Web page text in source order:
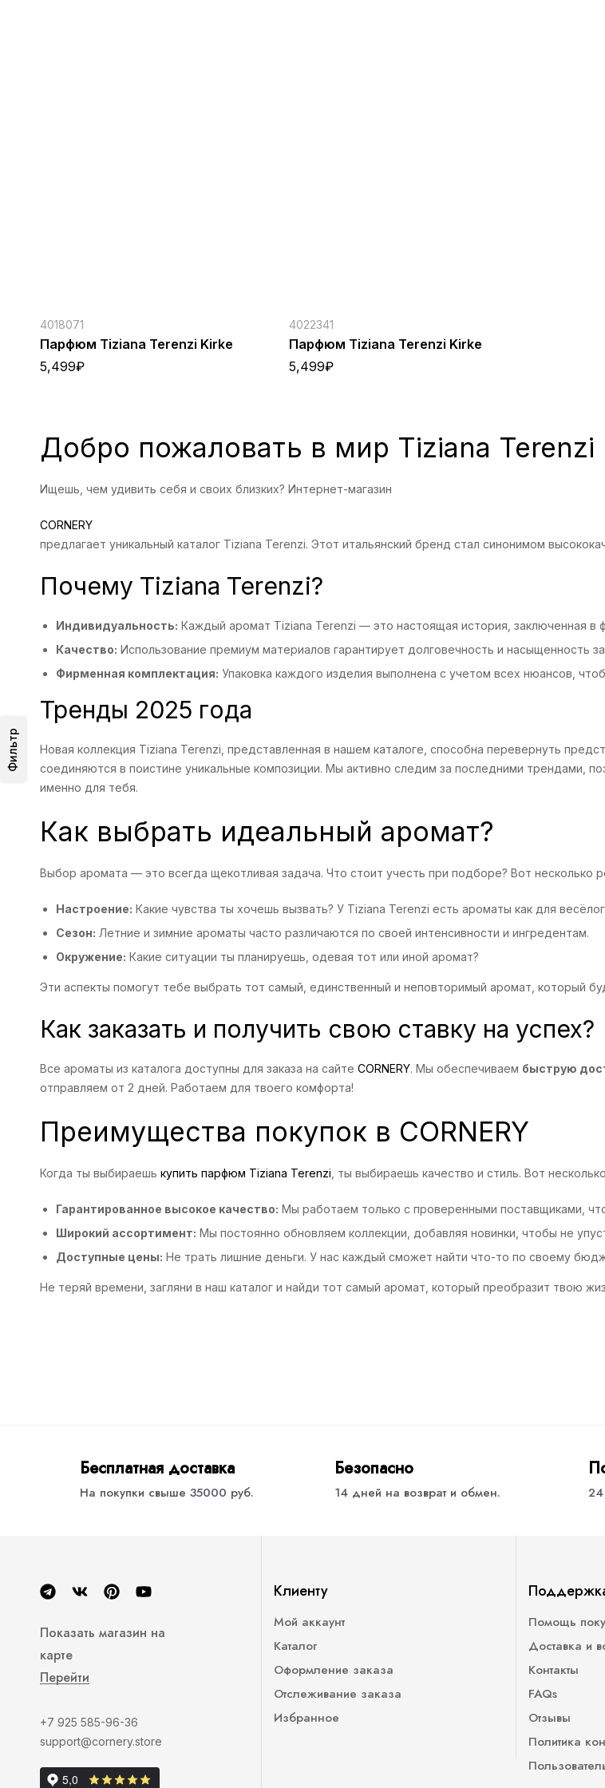
Фильтр
4018071
Парфюм Tiziana Terenzi Kirke
5,499₽
4022341
Парфюм Tiziana Terenzi Kirke
5,499₽
Добро пожаловать в мир Tiziana Terenzi
Ищешь, чем удивить себя и своих близких? Интернет-магазин
CORNERY
предлагает уникальный каталог Tiziana Terenzi. Этот итальянский бренд стал синонимом
Почему Tiziana Terenzi?
Индивидуальность: Каждый аромат Tiziana Terenzi — это настоящая история, заключенная в
Качество: Использование премиум материалов гарантирует долговечность и насыщенность
Фирменная комплектация: Упаковка каждого изделия выполнена с учетом всех нюансов,
Тренды 2025 года
Новая коллекция Tiziana Terenzi, представленная в нашем каталоге, способна перевернуть
соединяются в поистине уникальные композиции. Мы активно следим за последними трендами,
именно для тебя.
Как выбрать идеальный аромат?
Выбор аромата — это всегда щекотливая задача. Что стоит учесть при подборе? Вот несколько
Настроение: Какие чувства ты хочешь вызвать? У Tiziana Terenzi есть ароматы как для
Сезон: Летние и зимние ароматы часто различаются по своей интенсивности и ингредентам.
Окружение: Какие ситуации ты планируешь, одевая тот или иной аромат?
Эти аспекты помогут тебе выбрать тот самый, единственный и неповторимый аромат, который
Как заказать и получить свою ставку на успех?
Все ароматы из каталога доступны для заказа на сайте CORNERY. Мы обеспечиваем быструю
отправляем от 2 дней. Работаем для твоего комфорта!
Преимущества покупок в CORNERY
Когда ты выбираешь купить парфюм Tiziana Terenzi , ты выбираешь качество и стиль. Вот
Гарантированное высокое качество: Мы работаем только с проверенными поставщиками,
Широкий ассортимент: Мы постоянно обновляем коллекции, добавляя новинки, чтобы не
Доступные цены: Не трать лишние деньги. У нас каждый сможет найти что-то по своему
Не теряй времени, загляни в наш каталог и найди тот самый аромат, который преобразит твою
Бесплатная доставка
На покупки свыше 35000 руб.
Безопасно
14 дней на возврат и обмен.
Показать магазин на
карте
Перейти
+7 925 585-96-36
support@cornery.store
Клиенту
Мой аккаунт
Каталог
Оформление заказа
Отслеживание заказа
Избранное
Помощь
Доставка и
Контакты
FAQs
Отзывы
Политика